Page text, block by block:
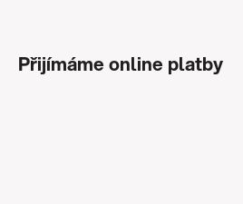
Přijímáme online platby